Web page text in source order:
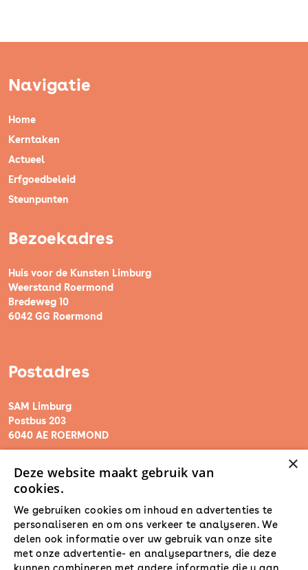
Navigatie
Home
Kerntaken
Actueel
Erfgoedbeleid
Steunpunten
Bezoekadres
Huis voor de Kunsten Limburg
Weerstand Roermond
Bredeweg 10
6042 GG Roermond
Postadres
SAM Limburg
Postbus 203
6040 AE ROERMOND
steunpunt@sam-limburg.nl
0475-399281
×
Deze website maakt gebruik van
cookies.
We gebruiken cookies om inhoud en advertenties te
personaliseren en om ons verkeer te analyseren. We
delen ook informatie over uw gebruik van onze site
met onze advertentie- en analysepartners, die deze
kunnen combineren met andere informatie die u aan